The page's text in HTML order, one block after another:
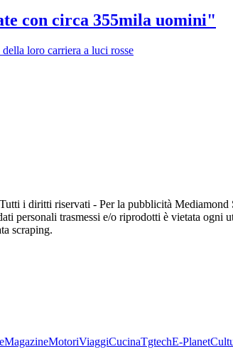
con circa 355mila uomini"
loro carriera a luci rosse
i diritti riservati - Per la pubblicità
personali trasmessi e/o riprodotti è vietata ogni
scraping.
MagazineMotoriViaggiCucinaTgtechE-Planet